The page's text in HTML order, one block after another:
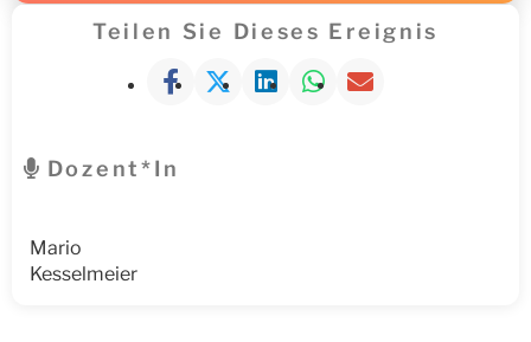
Teilen Sie Dieses Ereignis
Dozent*in
Mario
Kesselmeier